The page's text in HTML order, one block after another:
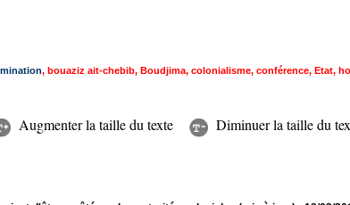
, bouaziz ait-chebib, Boudjima, colonialisme, conférence, Etat,
Augmenter la taille du texte Diminuer la taille du